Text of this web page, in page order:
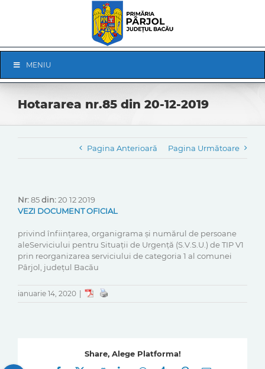
Navigation
MENIU
Hotararea nr.85 din 20-12-2019
Pagina Anterioară Pagina Următoare
Nr:85din:20 12 2019
VEZI DOCUMENT OFICIAL
privind înființarea, organigrama și numărul de persoane
aleServiciului pentru Situații de Urgență (S.V.S.U.) de TIP V1
prin reorganizarea serviciului de categoria 1 al comunei
Pârjol, județul Bacău
ianuarie 14, 2020
Share, Alege Platforma!